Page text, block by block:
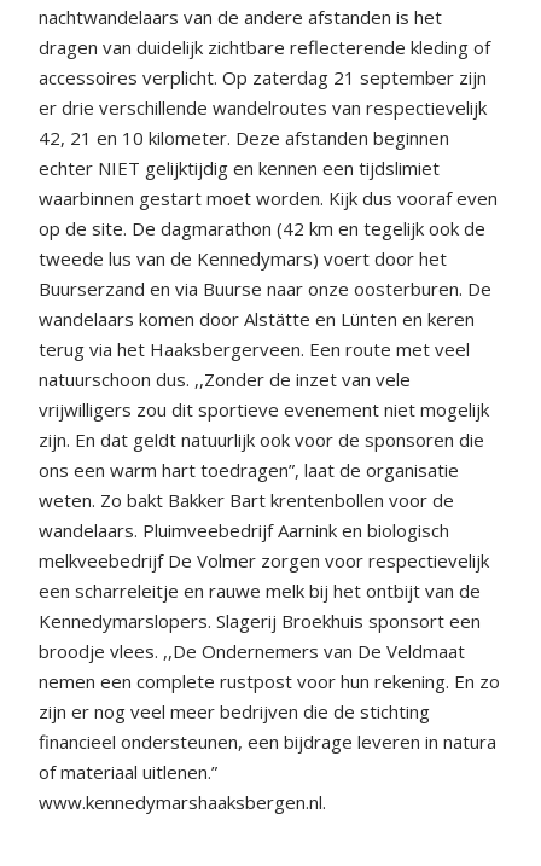
nachtwandelaars van de andere afstanden is het
dragen van duidelijk zichtbare reflecterende kleding of
accessoires verplicht. Op zaterdag 21 september zijn
er drie verschillende wandelroutes van respectievelijk
42, 21 en 10 kilometer. Deze afstanden beginnen
echter NIET gelijktijdig en kennen een tijdslimiet
waarbinnen gestart moet worden. Kijk dus vooraf even
op de site. De dagmarathon (42 km en tegelijk ook de
tweede lus van de Kennedymars) voert door het
Buurserzand en via Buurse naar onze oosterburen. De
wandelaars komen door Alstätte en Lünten en keren
terug via het Haaksbergerveen. Een route met veel
natuurschoon dus. ,,Zonder de inzet van vele
vrijwilligers zou dit sportieve evenement niet mogelijk
zijn. En dat geldt natuurlijk ook voor de sponsoren die
ons een warm hart toedragen”, laat de organisatie
weten. Zo bakt Bakker Bart krentenbollen voor de
wandelaars. Pluimveebedrijf Aarnink en biologisch
melkveebedrijf De Volmer zorgen voor respectievelijk
een scharreleitje en rauwe melk bij het ontbijt van de
Kennedymarslopers. Slagerij Broekhuis sponsort een
broodje vlees. ,,De Ondernemers van De Veldmaat
nemen een complete rustpost voor hun rekening. En zo
zijn er nog veel meer bedrijven die de stichting
financieel ondersteunen, een bijdrage leveren in natura
of materiaal uitlenen.”
www.kennedymarshaaksbergen.nl.